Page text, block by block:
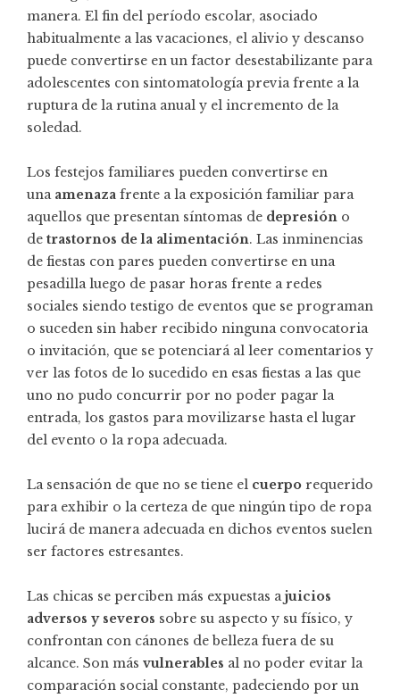
manera. El fin del período escolar, asociado
habitualmente a las vacaciones, el alivio y descanso
puede convertirse en un factor desestabilizante para
adolescentes con sintomatología previa frente a la
ruptura de la rutina anual y el incremento de la
soledad.
Los festejos familiares pueden convertirse en
una amenaza frente a la exposición familiar para
aquellos que presentan síntomas de depresión o
de trastornos de la alimentación. Las inminencias
de fiestas con pares pueden convertirse en una
pesadilla luego de pasar horas frente a redes
sociales siendo testigo de eventos que se programan
o suceden sin haber recibido ninguna convocatoria
o invitación, que se potenciará al leer comentarios y
ver las fotos de lo sucedido en esas fiestas a las que
uno no pudo concurrir por no poder pagar la
entrada, los gastos para movilizarse hasta el lugar
del evento o la ropa adecuada.
La sensación de que no se tiene el cuerpo requerido
para exhibir o la certeza de que ningún tipo de ropa
lucirá de manera adecuada en dichos eventos suelen
ser factores estresantes.
Las chicas se perciben más expuestas ajuicios
adversos y severos sobre su aspecto y su físico, y
confrontan con cánones de belleza fuera de su
alcance. Son más vulnerables al no poder evitar la
comparación social constante, padeciendo por un